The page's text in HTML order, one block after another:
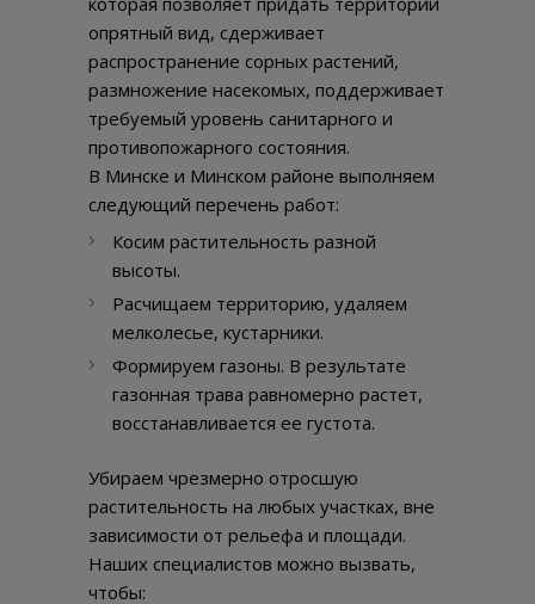
опрятный вид, сдерживает
распространение сорных растений,
размножение насекомых, поддерживает
требуемый уровень санитарного и
противопожарного состояния.
В Минске и Минском районе выполняем
следующий перечень работ:
Косим растительность разной
высоты.
Расчищаем территорию, удаляем
мелколесье, кустарники.
Формируем газоны. В результате
газонная трава равномерно растет,
восстанавливается ее густота.
Убираем чрезмерно отросшую
растительность на любых участках, вне
зависимости от рельефа и площади.
Наших специалистов можно вызвать,
чтобы: